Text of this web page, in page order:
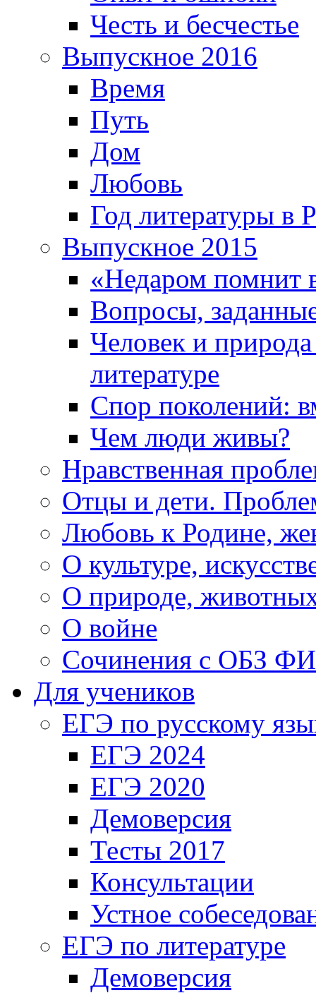
Честь и бесчестье
Выпускное 2016
Время
Путь
Дом
Любовь
Год литературы в
Выпускное 2015
«Недаром помнит
Вопросы,
Человек и
литературе
Спор поколений:
Чем люди живы?
Нравственная
Отцы и дети.
Любовь к Родине,
О культуре,
О природе,
О войне
Сочинения с ОБЗ
Для учеников
ЕГЭ по русскому
ЕГЭ 2024
ЕГЭ 2020
Демоверсия
Тесты 2017
Консультации
Устное
ЕГЭ по литературе
Демоверсия